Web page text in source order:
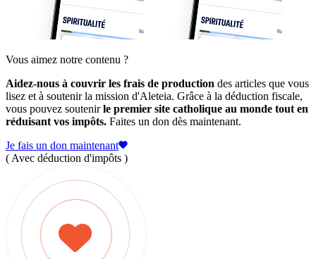
Vous aimez notre contenu ?
Aidez-nous à couvrir les frais de production des articles que vous
lisez et à soutenir la mission d'Aleteia. Grâce à la déduction fiscale,
vous pouvez soutenirle premier site catholique au monde tout en
réduisant vos impôts. Faites un don dès maintenant.
Je fais un don maintenant
( Avec déduction d'impôts )